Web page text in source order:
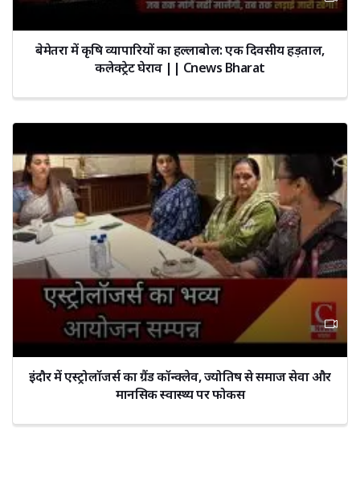
बेमेतरा में कृषि व्यापारियों का हल्लाबोल: एक दिवसीय हड़ताल,
कलेक्ट्रेट घेराव || Cnews Bharat
इंदौर में एस्ट्रोलॉजर्स का ग्रैंड कॉन्क्लेव, ज्योतिष से समाज सेवा और
मानसिक स्वास्थ्य पर फोकस